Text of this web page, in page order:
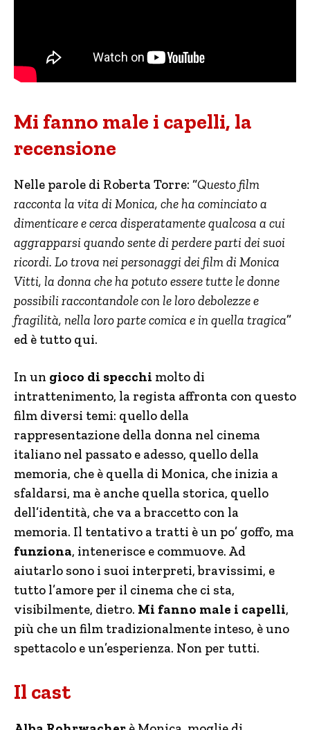
Mi fanno male i capelli, la
recensione
Nelle parole di Roberta Torre: “Questo film
racconta la vita di Monica, che ha cominciato a
dimenticare e cerca disperatamente qualcosa a cui
aggrapparsi quando sente di perdere parti dei suoi
ricordi. Lo trova nei personaggi dei film di Monica
Vitti, la donna che ha potuto essere tutte le donne
possibili raccontandole con le loro debolezze e
fragilità, nella loro parte comica e in quella tragica”
ed è tutto qui.
In un gioco di specchi molto di
intrattenimento, la regista affronta con questo
film diversi temi: quello della
rappresentazione della donna nel cinema
italiano nel passato e adesso, quello della
memoria, che è quella di Monica, che inizia a
sfaldarsi, ma è anche quella storica, quello
dell’identità, che va a braccetto con la
memoria. Il tentativo a tratti è un po’ goffo, ma
funziona, intenerisce e commuove. Ad
aiutarlo sono i suoi interpreti, bravissimi, e
tutto l’amore per il cinema che ci sta,
visibilmente, dietro. Mi fanno male i capelli,
più che un film tradizionalmente inteso, è uno
spettacolo e un’esperienza. Non per tutti.
Il cast